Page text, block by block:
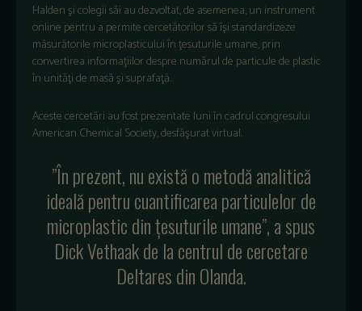
Halden şi colegii săi au dezvoltat, de asemenea, un instrument
online pentru a permite cercetătorilor să îşi standardizeze
măsurătorile microplasticului în ţesuturile umane, prin
convertirea informaţiilor despre numărul de particule de plastic
în unităţi de masă şi suprafaţă.
Aceste cercetări au fost prezentate luni în cadrul congresului
American Chemical Society, desfăşurat virtual.
”În prezent, nu există o metodă analitică
ideală pentru cuantificarea particulelor de
microplastic din ţesuturile umane”, a spus
Dick Vethaak de la centrul de cercetare
Deltares din Olanda.